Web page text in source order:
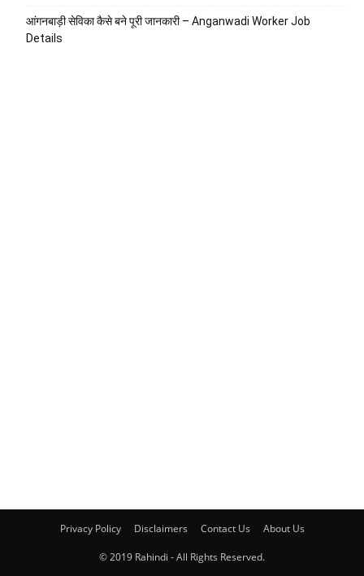
आंगनबाड़ी सेविका कैसे बने पूरी जानकारी – Anganwadi Worker Job
Details
Privacy Policy Disclaimers Contact Us About Us
© 2019 Rahindi - All Rights Reserved.